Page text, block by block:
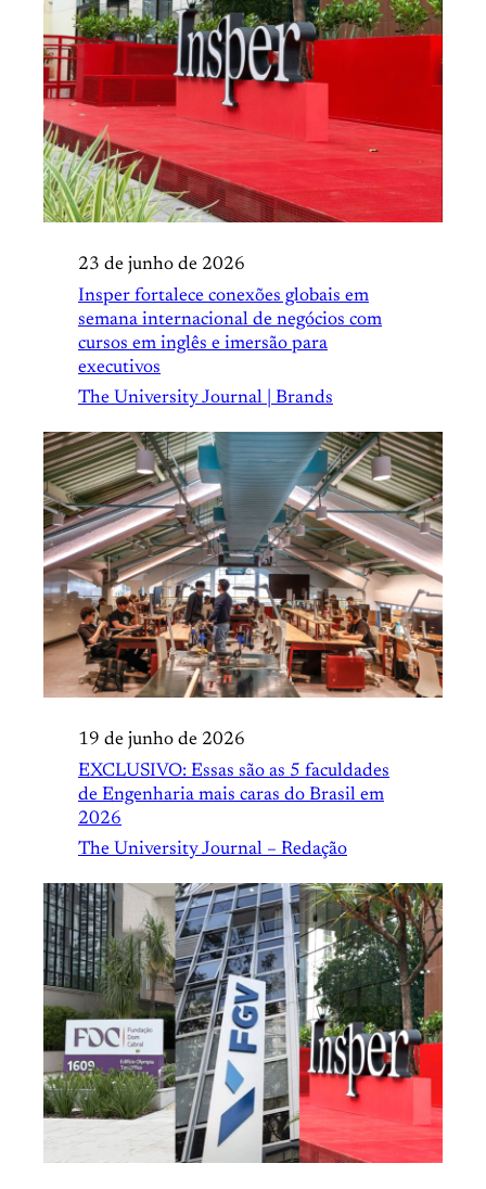
23 de junho de 2026
Insper fortalece conexões globais em
semana internacional de negócios com
cursos em inglês e imersão para
executivos
The University Journal | Brands
19 de junho de 2026
EXCLUSIVO: Essas são as 5 faculdades
de Engenharia mais caras do Brasil em
2026
The University Journal – Redação